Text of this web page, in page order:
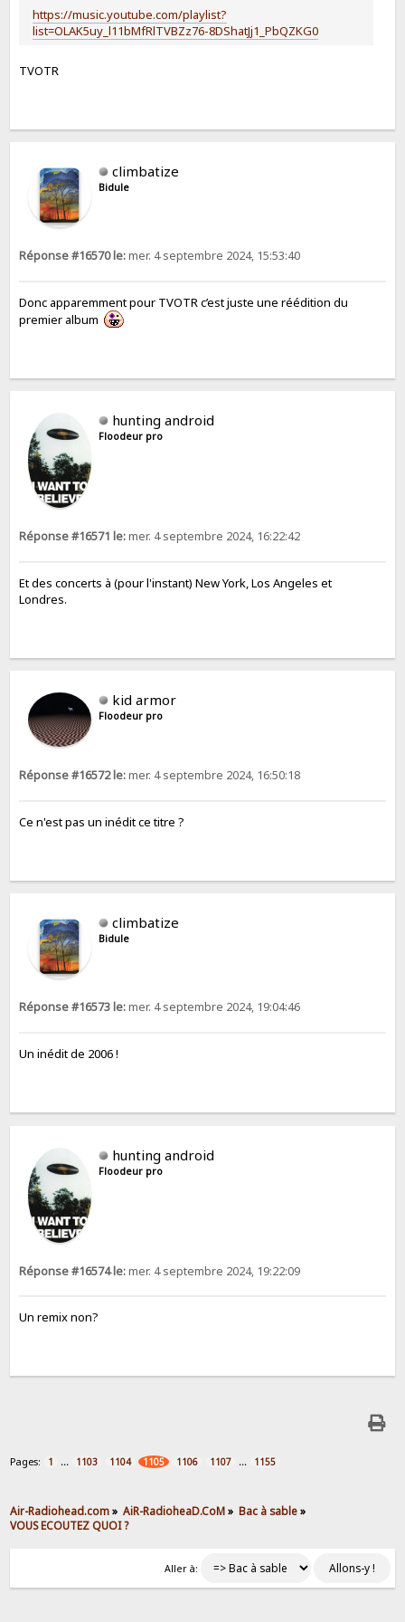
https://music.youtube.com/playlist?
list=OLAK5uy_l11bMfRlTVBZz76-8DShatJj1_PbQZKG0
TVOTR
climbatize
Bidule
Réponse #16570 le:mer. 4 septembre 2024, 15:53:40
Donc apparemment pour TVOTR c’est juste une réédition du
premier album
hunting android
Floodeur pro
Réponse #16571 le:mer. 4 septembre 2024, 16:22:42
Et des concerts à (pour l'instant) New York, Los Angeles et
Londres.
kid armor
Floodeur pro
Réponse #16572 le:mer. 4 septembre 2024, 16:50:18
Ce n'est pas un inédit ce titre ?
climbatize
Bidule
Réponse #16573 le:mer. 4 septembre 2024, 19:04:46
Un inédit de 2006 !
hunting android
Floodeur pro
Réponse #16574 le:mer. 4 septembre 2024, 19:22:09
Un remix non?
Pages: 1 ... 1103 1104 1105 1106 1107 ... 1155
Air-Radiohead.com» AiR-RadioheaD.CoM» Bac à sable»
VOUS ECOUTEZ QUOI ?
Aller à: